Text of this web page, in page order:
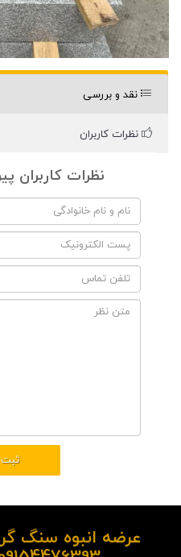
نقد و بررسی
نظرات کاربران
نظرات کاربران
عرضه انبوه سنگ